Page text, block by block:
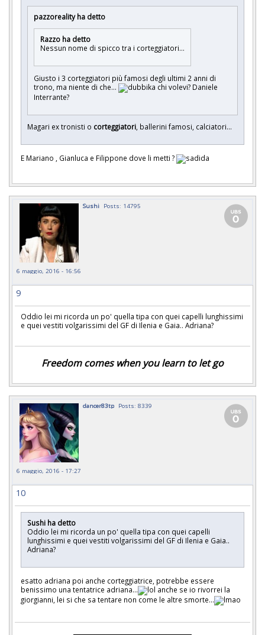
pazzoreality ha detto
Razzo ha detto
Nessun nome di spicco tra i corteggiatori...
Giusto i 3 corteggiatori più famosi degli ultimi 2 anni di
trono, ma niente di che...
chi volevi? Daniele
Interrante?
Magari ex tronisti o corteggiatori, ballerini famosi, calciatori...
E Mariano , Gianluca e Filippone dove li metti ?
Sushi Posts: 14795
6 maggio, 2016 - 16:56
9
Oddio lei mi ricorda un po' quella tipa con quei capelli lunghissimi
e quei vestiti volgarissimi del GF di Ilenia e Gaia.. Adriana?
Freedom comes when you learn to let go
dancer83tp Posts: 8339
6 maggio, 2016 - 17:27
10
Sushi ha detto
Oddio lei mi ricorda un po' quella tipa con quei capelli
lunghissimi e quei vestiti volgarissimi del GF di Ilenia e Gaia..
Adriana?
esatto adriana poi anche corteggiatrice, potrebbe essere
benissimo una tentatrice adriana...
anche se io rivorrei la
giorgianni, lei si che sa tentare non come le altre smorte...